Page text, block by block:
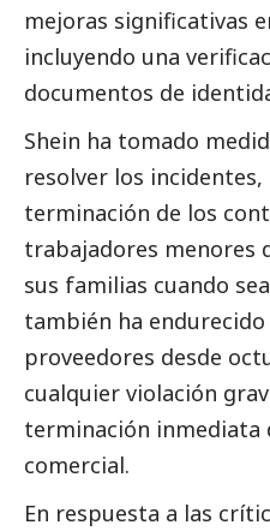
mejoras significativas
incluyendo una
documentos de
Shein ha tomado
resolver los incidentes,
terminación de los
trabajadores menores
sus familias cuando
también ha endurecido
proveedores desde
cualquier violación
terminación inmediata
comercial.
En respuesta a las